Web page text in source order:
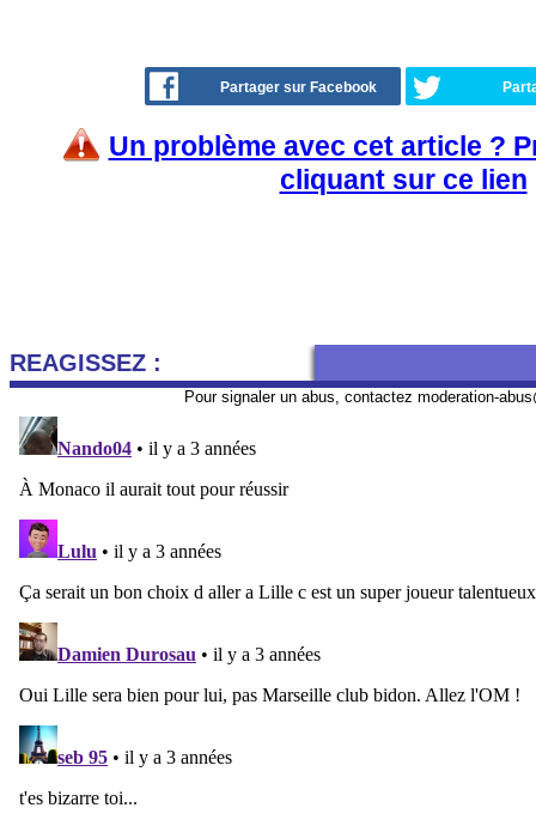
Partager sur Facebook
Un problème avec cet article ?
cliquant sur ce lien
REAGISSEZ :
Pour signaler un abus, contactez moderation-